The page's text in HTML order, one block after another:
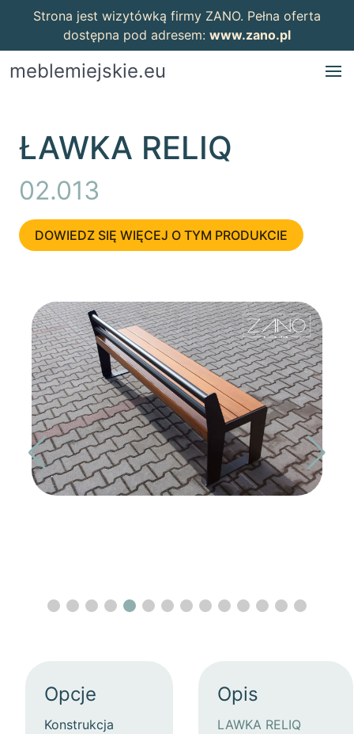
Strona jest wizytówką firmy ZANO. Pełna oferta
dostępna pod adresem: www.zano.pl
meblemiejskie.eu
ŁAWKA RELIQ
02.013
DOWIEDZ SIĘ WIĘCEJ O TYM PRODUKCIE
Opcje
Konstrukcja
Opis
LAWKA RELIQ